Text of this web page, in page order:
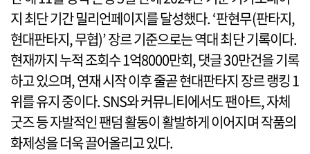
지 최단 기간 밀리언페이지를 달성했다. ‘판현무(판타지,
현대판타지, 무협)’ 장르 기준으로는 역대 최단 기록이다.
현재까지 누적 조회수 1억8000만회, 댓글 30만건을 기록
하고 있으며, 연재 시작 이후 줄곧 현대판타지 장르 랭킹 1
위를 유지 중이다. SNS와 커뮤니티에서도 팬아트, 자체
굿즈 등 자발적인 팬덤 활동이 활발하게 이어지며 작품의
화제성을 더욱 끌어올리고 있다.